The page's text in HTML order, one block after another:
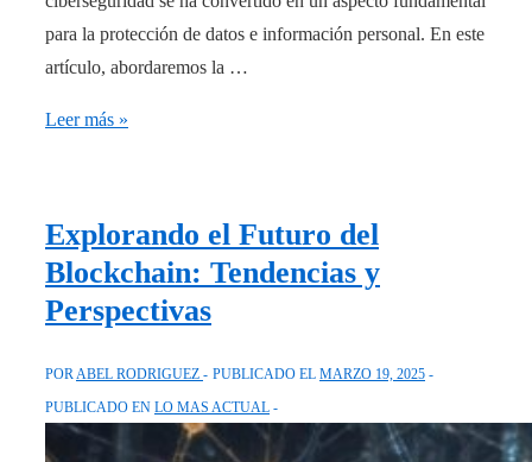
para la protección de datos e información personal. En este
artículo, abordaremos la …
Ciberseguridad:
proteger
tu
información
la
era
digital
Leer más »
Explorando el Futuro del
Blockchain: Tendencias y
Perspectivas
POR ABEL RODRIGUEZ PUBLICADO EL MARZO 19, 2025
PUBLICADO EN LO MAS ACTUAL